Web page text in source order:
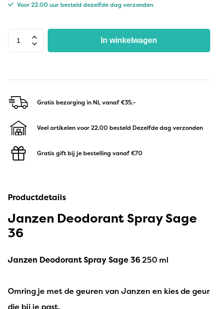
Voor 22.00 uur besteld dezelfde dag verzonden
In winkelwagen
Gratis bezorging in NLvanaf €35,-
Veel artikelen voor 22.00 besteld Dezelfde dag verzonden
Gratis gift bij je bestelling vanaf €70
Productdetails
Janzen Deodorant Spray Sage
36
Janzen Deodorant Spray Sage 36250 ml
Omring je met de geuren van Janzen en kies de geur
die bij je past.